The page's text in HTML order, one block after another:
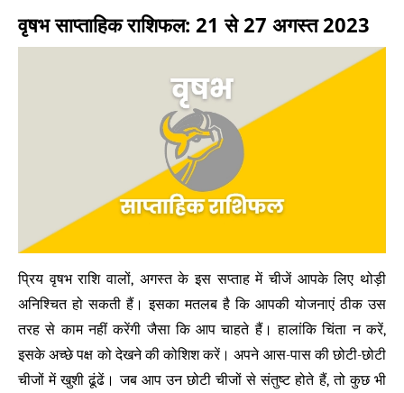
वृषभ साप्ताहिक राशिफल: 21 से 27 अगस्त 2023
प्रिय वृषभ राशि वालों, अगस्त के इस सप्ताह में चीजें आपके लिए थोड़ी
अनिश्चित हो सकती हैं। इसका मतलब है कि आपकी योजनाएं ठीक उस
तरह से काम नहीं करेंगी जैसा कि आप चाहते हैं। हालांकि चिंता न करें,
इसके अच्छे पक्ष को देखने की कोशिश करें। अपने आस-पास की छोटी-छोटी
चीजों में खुशी ढूंढें। जब आप उन छोटी चीजों से संतुष्ट होते हैं, तो कुछ भी